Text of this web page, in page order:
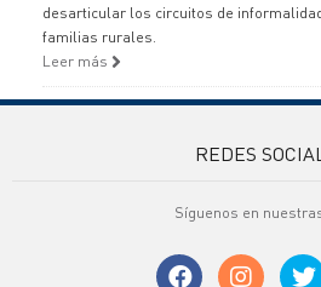
desarticular los circuitos de
familias rurales.
Leer más
REDES
Síguenos en